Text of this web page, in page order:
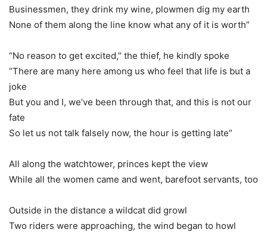
Businessmen, they drink my wine, plowmen dig my earth
None of them along the line know what any of it is worth”
“No reason to get excited,” the thief, he kindly spoke
“There are many here among us who feel that life is but a
joke
But you and I, we’ve been through that, and this is not our
fate
So let us not talk falsely now, the hour is getting late”
All along the watchtower, princes kept the view
While all the women came and went, barefoot servants, too
Outside in the distance a wildcat did growl
Two riders were approaching, the wind began to howl